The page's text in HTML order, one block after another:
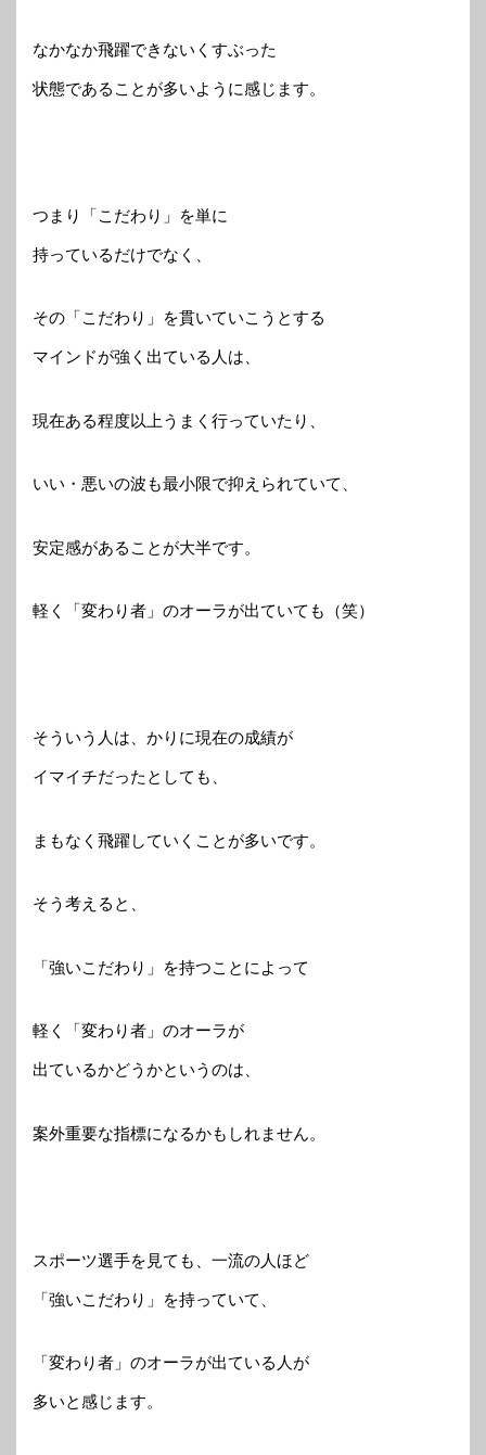
なかなか飛躍できないくすぶった
状態であることが多いように感じます。
つまり「こだわり」を単に
持っているだけでなく、
その「こだわり」を貫いていこうとする
マインドが強く出ている人は、
現在ある程度以上うまく行っていたり、
いい・悪いの波も最小限で抑えられていて、
安定感があることが大半です。
軽く「変わり者」のオーラが出ていても（笑）
そういう人は、かりに現在の成績が
イマイチだったとしても、
まもなく飛躍していくことが多いです。
そう考えると、
「強いこだわり」を持つことによって
軽く「変わり者」のオーラが
出ているかどうかというのは、
案外重要な指標になるかもしれません。
スポーツ選手を見ても、一流の人ほど
「強いこだわり」を持っていて、
「変わり者」のオーラが出ている人が
多いと感じます。